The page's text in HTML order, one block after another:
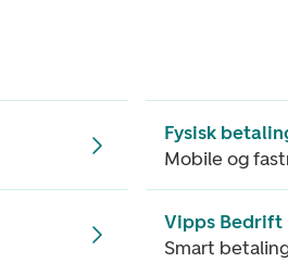
Fysisk
Mobile og
Vipps Bedrift
Smart